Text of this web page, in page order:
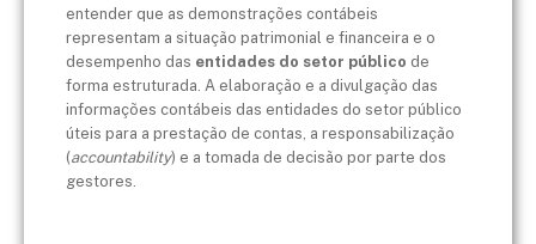
entender que as demonstrações contábeis
representam a situação patrimonial e financeira e o
desempenho das entidades do setor público de
forma estruturada. A elaboração e a divulgação das
informações contábeis das entidades do setor público
úteis para a prestação de contas, a responsabilização
(accountability) e a tomada de decisão por parte dos
gestores.